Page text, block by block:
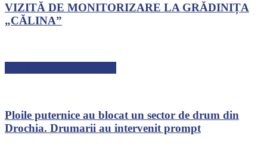
VIZITĂ DE MONITORIZARE LA GRĂDINIȚA
„CĂLINA”
Ploile puternice au blocat un sector de drum din
Drochia. Drumarii au intervenit prompt